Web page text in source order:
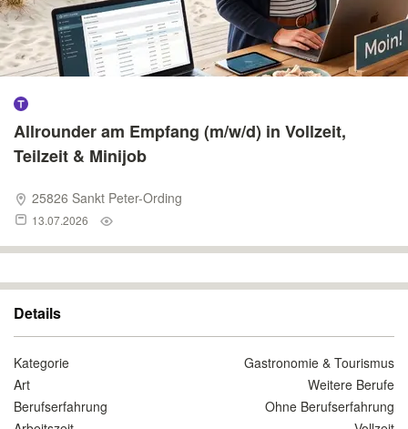
Allrounder am Empfang (m/w/d) in Vollzeit,
Teilzeit & Minijob
25826 Sankt Peter-Ording
13.07.2026
Details
Kategorie
Gastronomie & Tourismus
Art
Weitere Berufe
Berufserfahrung
Ohne Berufserfahrung